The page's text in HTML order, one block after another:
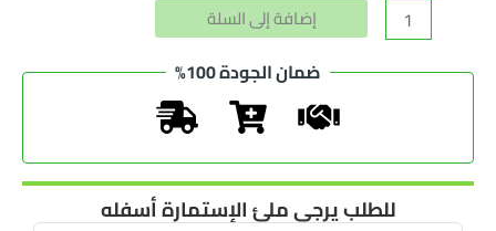
إضافة إلى السلة
ضمان الجودة 100%
للطلب يرجى ملئ الإستمارة أسفله